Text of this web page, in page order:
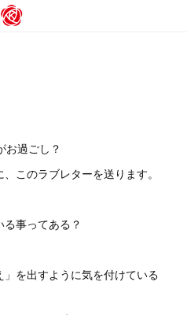
お過ごし？
このラブレターを送ります。
事ってある？
を出すように気を付けている